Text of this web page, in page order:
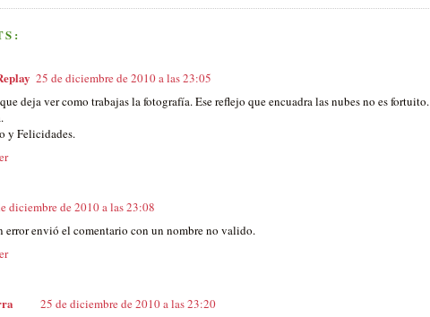
25 de diciembre de 2010 a las 23:05
deja ver como trabajas la fotografía. Ese reflejo que encuadra las nubes no es fortuito.
y Felicidades.
diciembre de 2010 a las 23:08
error envió el comentario con un nombre no valido.
25 de diciembre de 2010 a las 23:20